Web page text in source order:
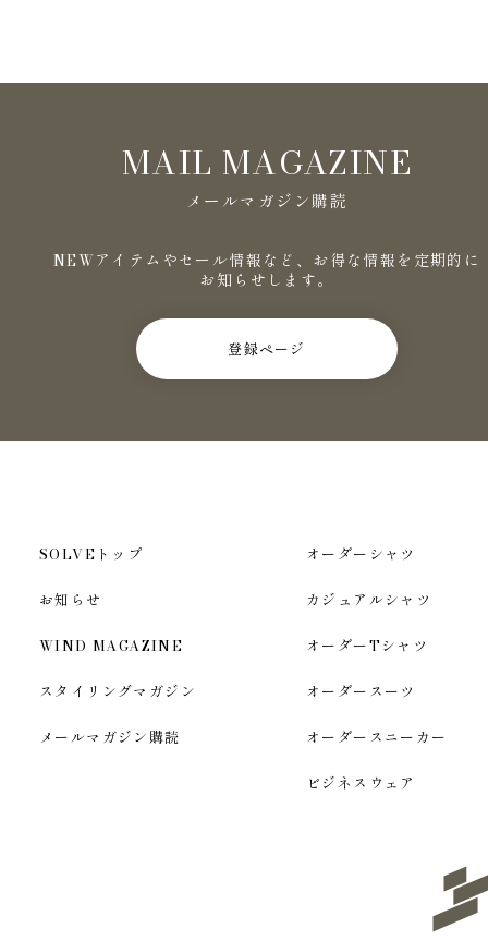
MAIL MAGAZINE
メールマガジン購読
NEWアイテムやセール情報など、お得な情報を定期的に
お知らせします。
登録ページ
SOLVEトップ
お知らせ
WIND MAGAZINE
スタイリングマガジン
メールマガジン購読
オーダーシャツ
カジュアルシャツ
オーダーTシャツ
オーダースーツ
オーダースニーカー
ビジネスウェア